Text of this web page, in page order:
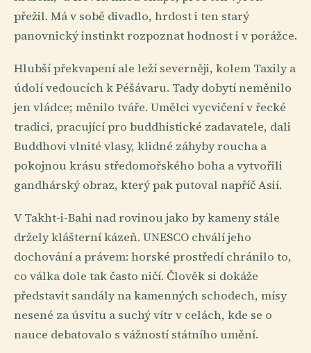
přežil. Má v sobě divadlo, hrdost i ten starý
panovnický instinkt rozpoznat hodnost i v porážce.
Hlubší překvapení ale leží severněji, kolem Taxily a
údolí vedoucích k Péšávaru. Tady dobytí neměnilo
jen vládce; měnilo tváře. Umělci vycvičení v řecké
tradici, pracující pro buddhistické zadavatele, dali
Buddhovi vlnité vlasy, klidné záhyby roucha a
pokojnou krásu středomořského boha a vytvořili
gandhárský obraz, který pak putoval napříč Asií.
V Takht-i-Bahi nad rovinou jako by kameny stále
držely klášterní kázeň. UNESCO chválí jeho
dochování a právem: horské prostředí chránilo to,
co válka dole tak často ničí. Člověk si dokáže
představit sandály na kamenných schodech, mísy
nesené za úsvitu a suchý vítr v celách, kde se o
nauce debatovalo s vážností státního umění.